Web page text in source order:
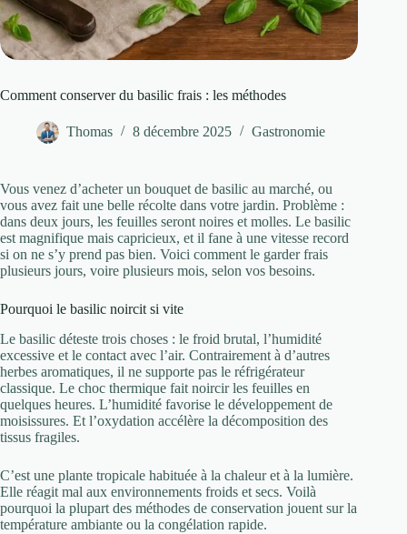
Comment conserver du basilic frais : les méthodes
Thomas 8 décembre 2025 Gastronomie
Vous venez d’acheter un bouquet de basilic au marché, ou
vous avez fait une belle récolte dans votre jardin. Problème :
dans deux jours, les feuilles seront noires et molles. Le basilic
est magnifique mais capricieux, et il fane à une vitesse record
si on ne s’y prend pas bien. Voici comment le garder frais
plusieurs jours, voire plusieurs mois, selon vos besoins.
Pourquoi le basilic noircit si vite
Le basilic déteste trois choses : le froid brutal, l’humidité
excessive et le contact avec l’air. Contrairement à d’autres
herbes aromatiques, il ne supporte pas le réfrigérateur
classique. Le choc thermique fait noircir les feuilles en
quelques heures. L’humidité favorise le développement de
moisissures. Et l’oxydation accélère la décomposition des
tissus fragiles.
C’est une plante tropicale habituée à la chaleur et à la lumière.
Elle réagit mal aux environnements froids et secs. Voilà
pourquoi la plupart des méthodes de conservation jouent sur la
température ambiante ou la congélation rapide.